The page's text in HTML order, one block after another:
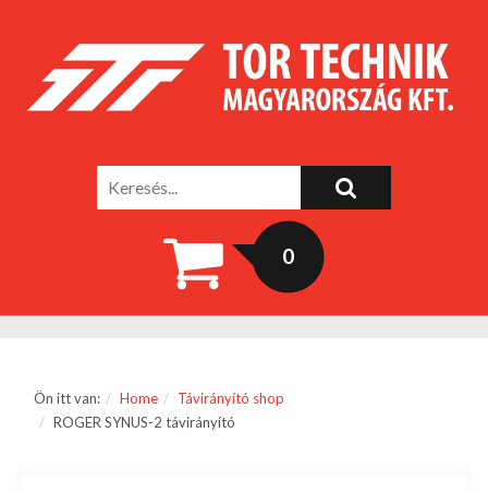
0
Ön itt van: Home
Távirányító shop
ROGER SYNUS-2 távirányító